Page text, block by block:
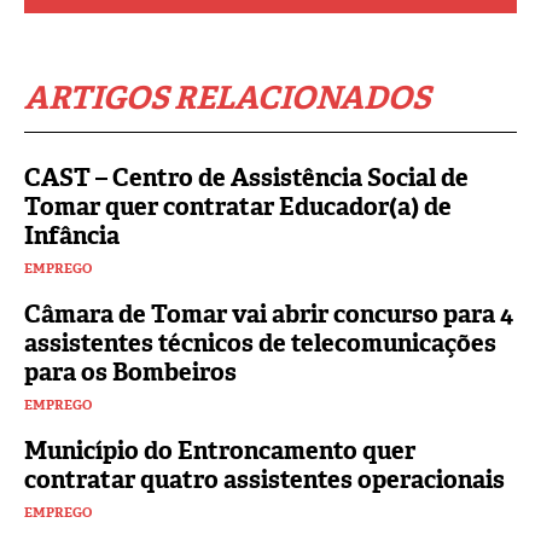
ARTIGOS RELACIONADOS
CAST – Centro de Assistência Social de
Tomar quer contratar Educador(a) de
Infância
EMPREGO
Câmara de Tomar vai abrir concurso para 4
assistentes técnicos de telecomunicações
para os Bombeiros
EMPREGO
Município do Entroncamento quer
contratar quatro assistentes operacionais
EMPREGO